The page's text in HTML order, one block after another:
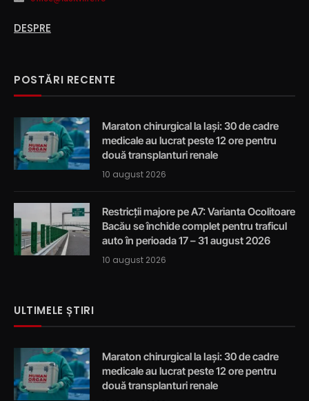
DESPRE
POSTĂRI RECENTE
Maraton chirurgical la Iași: 30 de cadre
medicale au lucrat peste 12 ore pentru
două transplanturi renale
10 august 2026
Restricții majore pe A7: Varianta Ocolitoare
Bacău se închide complet pentru traficul
auto în perioada 17 – 31 august 2026
10 august 2026
ULTIMELE ȘTIRI
Maraton chirurgical la Iași: 30 de cadre
medicale au lucrat peste 12 ore pentru
două transplanturi renale